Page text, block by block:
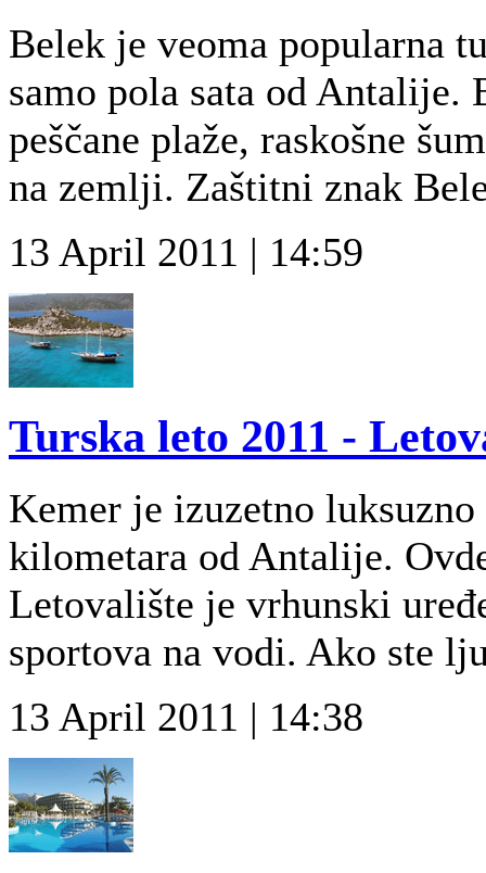
Belek je veoma popularna
samo pola sata od Antalije.
peščane plaže, raskošne
na zemlji. Zaštitni znak
13 April 2011 | 14:59
Turska leto 2011 -
Kemer je izuzetno
kilometara od Antalije.
Letovalište je vrhunski
sportova na vodi. Ako ste
13 April 2011 | 14:38